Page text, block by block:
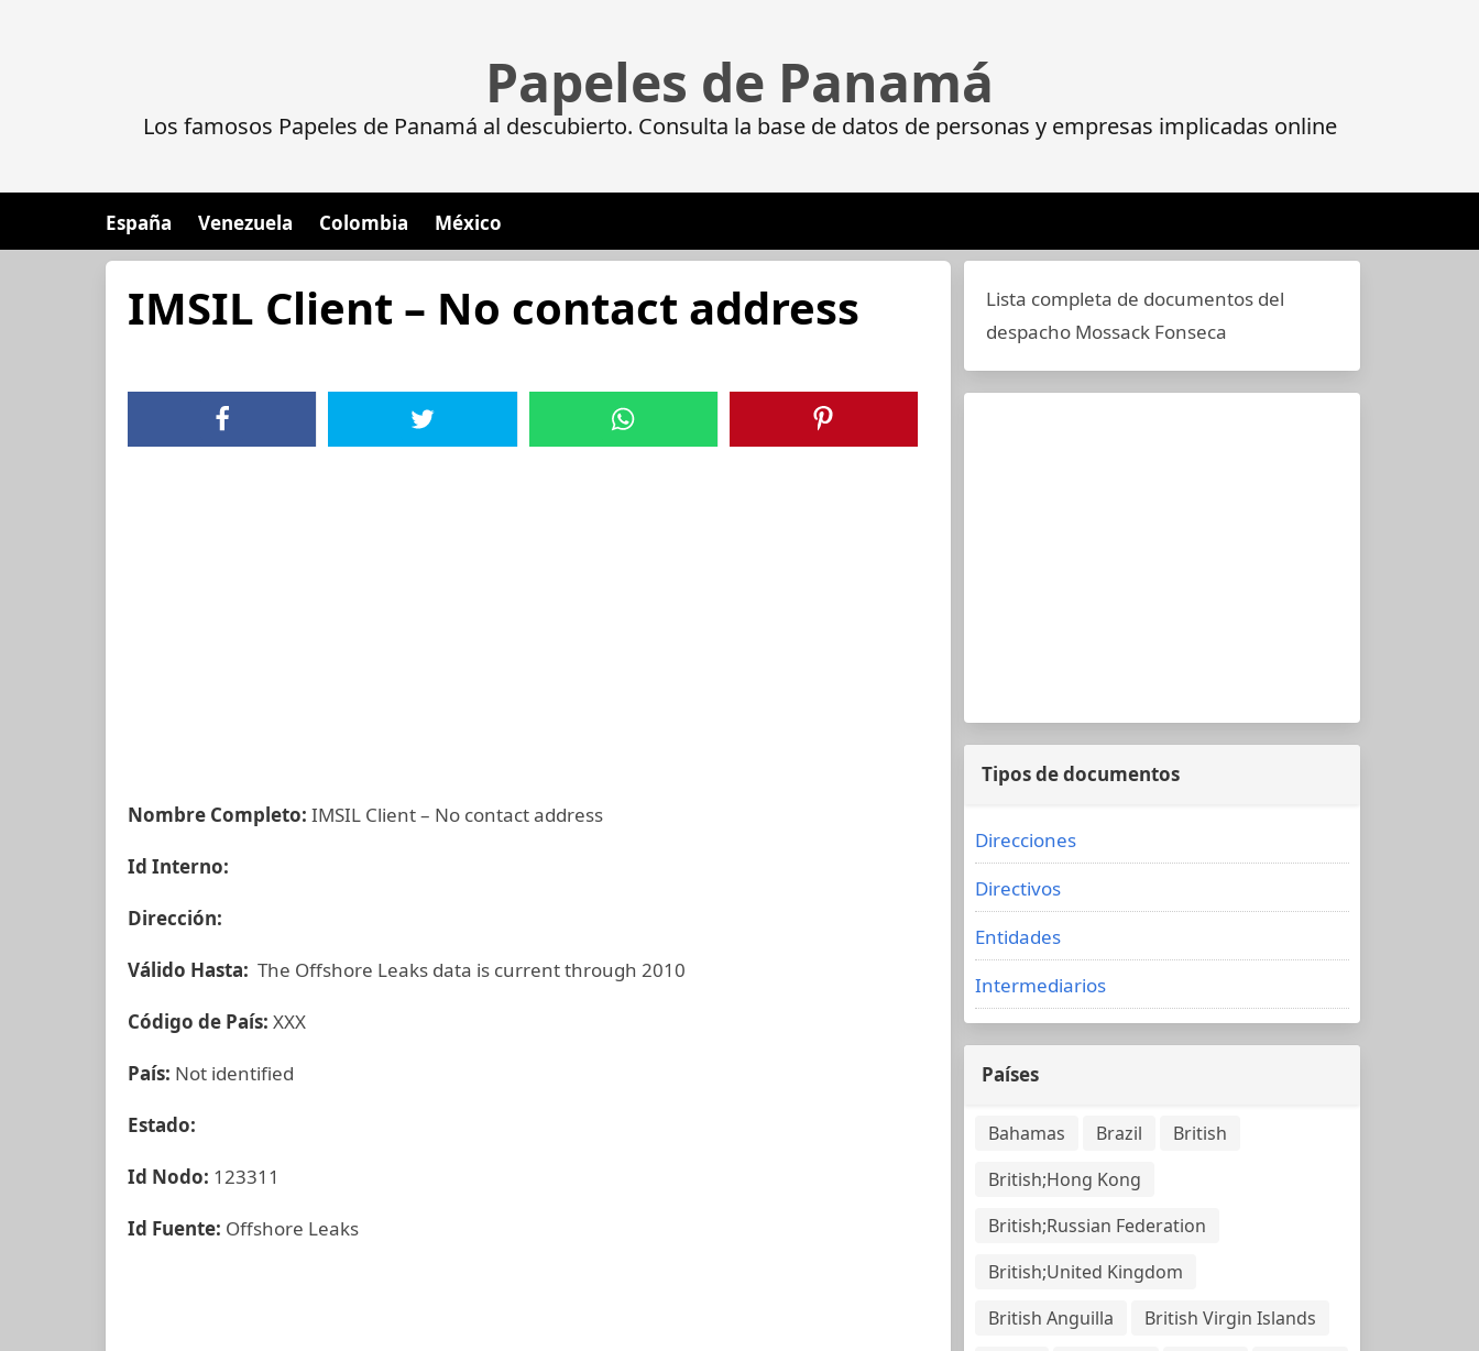
Papeles de Panamá
Los famosos Papeles de Panamá al descubierto. Consulta la base de datos de personas y empresas implicadas online
España Venezuela Colombia México
IMSIL Client – No contact address
Nombre Completo: IMSIL Client – No contact address
Id Interno:
Dirección:
Válido Hasta: The Offshore Leaks data is current through 2010
Código de País: XXX
País: Not identified
Estado:
Id Nodo: 123311
Id Fuente: Offshore Leaks
Lista completa de documentos del
despacho Mossack Fonseca
Tipos de documentos
Direcciones
Directivos
Entidades
Intermediarios
Países
Bahamas Brazil
British
British;Hong Kong
British;Russian Federation
British;United Kingdom
British Anguilla
British Virgin Islands